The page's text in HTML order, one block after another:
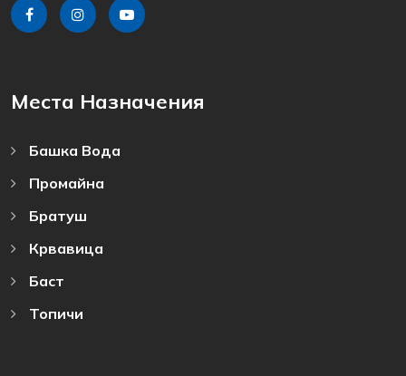
Места Назначения
Башка Bода
Промайна
Братуш
Крвавица
Баст
Топичи